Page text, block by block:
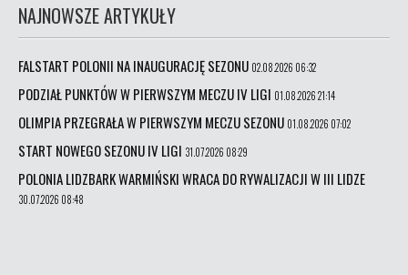
NAJNOWSZE ARTYKUŁY
FALSTART POLONII NA INAUGURACJĘ SEZONU 02.08.2026 06:32
PODZIAŁ PUNKTÓW W PIERWSZYM MECZU IV LIGI 01.08.2026 21:14
OLIMPIA PRZEGRAŁA W PIERWSZYM MECZU SEZONU 01.08.2026 07:02
START NOWEGO SEZONU IV LIGI 31.07.2026 08:29
POLONIA LIDZBARK WARMIŃSKI WRACA DO RYWALIZACJI W III LIDZE
30.07.2026 08:48